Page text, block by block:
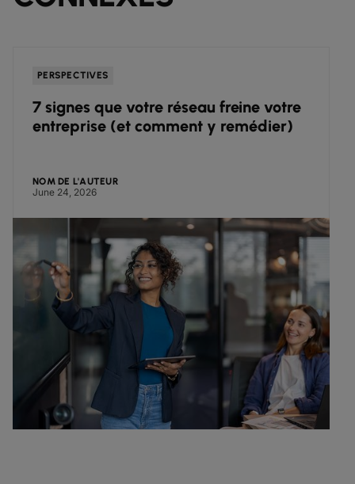
PERSPECTIVES
7 signes que votre réseau freine votre
entreprise (et comment y remédier)
NOM DE L'AUTEUR
June 24, 2026